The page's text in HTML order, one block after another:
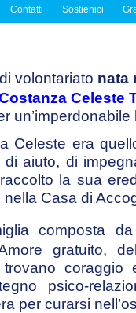
Contatti Sostienici
volontariato nata
Celeste
Celeste era
aiuto, di
la sua
Casa di
composta
gratuito,
psico-
per curarsi